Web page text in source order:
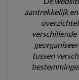
aantrekkelijk
verschillende
tussen